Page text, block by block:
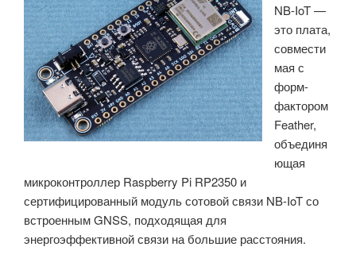
NB-IoT —
это плата,
совмести
мая с
форм-
фактором
Feather,
объединя
ющая
микроконтроллер Raspberry Pi RP2350 и
сертифицированный модуль сотовой связи NB-IoT со
встроенным GNSS, подходящая для
энергоэффективной связи на большие расстояния.